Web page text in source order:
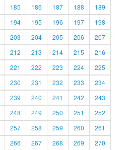
185 186 187 188
189
194 195 196 197
198
203 204 205 206
207
212 213 214 215
216
221 222 223 224
225
230 231 232 233
234
239 240 241 242
243
248 249 250 251
252
257 258 259 260
261
266 267 268 269
270